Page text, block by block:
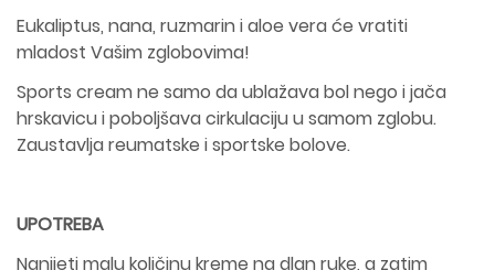
Eukaliptus, nana, ruzmarin i aloe vera će vratiti
mladost Vašim zglobovima!
Sports cream ne samo da ublažava bol nego i jača
hrskavicu i poboljšava cirkulaciju u samom zglobu.
Zaustavlja reumatske i sportske bolove.
UPOTREBA
Nanijeti malu količinu kreme na dlan ruke, a zatim